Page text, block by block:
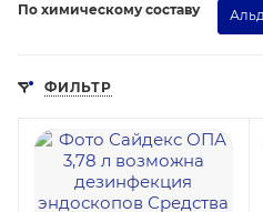
По химическому составу
ФИЛЬТР